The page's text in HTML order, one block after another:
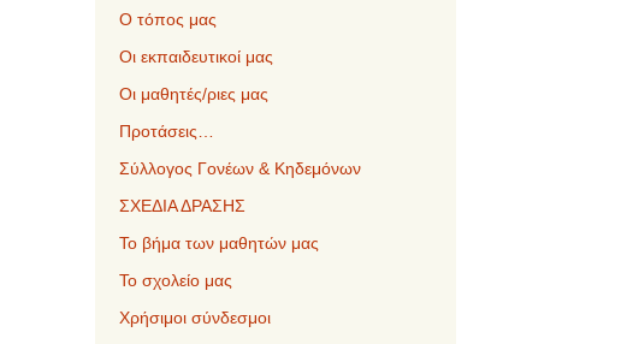
Ο τόπος μας
Οι εκπαιδευτικοί μας
Οι μαθητές/ριες μας
Προτάσεις…
Σύλλογος Γονέων & Κηδεμόνων
ΣΧΕΔΙΑ ΔΡΑΣΗΣ
Το βήμα των μαθητών μας
Το σχολείο μας
Χρήσιμοι σύνδεσμοι